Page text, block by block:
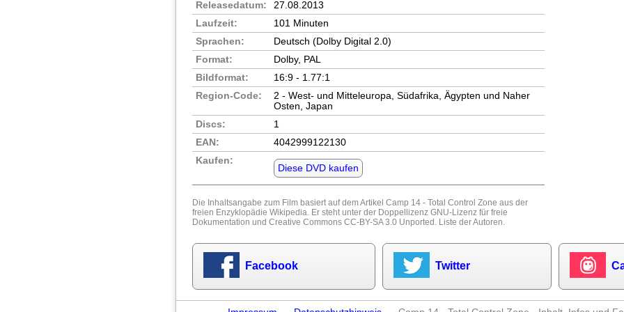
Releasedatum:
27.08.2013
Laufzeit:
101 Minuten
Sprachen:
Deutsch (Dolby Digital 2.0)
Format:
Dolby, PAL
Bildformat:
16:9 - 1.77:1
Region-Code:
2 - West- und Mitteleuropa, Südafrika, Ägypten und Naher
Osten, Japan
Discs:
1
EAN:
4042999122130
Kaufen:
Diese DVD kaufen
Die Inhaltsangabe zum Film basiert auf dem ArtikelCamp 14 - Total Control Zone aus der
freien EnzyklopädieWikipedia. Er steht unter der DoppellizenzGNU-Lizenz für freie
Dokumentation undCreative Commons CC-BY-SA 3.0 Unported . Liste der Autoren.
Facebook Twitter